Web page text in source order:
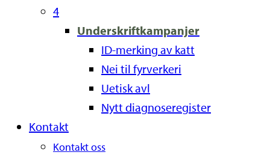
4
Underskriftkampanjer
ID-merking av katt
Nei til fyrverkeri
Uetisk avl
Nytt diagnoseregister
Kontakt
Kontakt oss